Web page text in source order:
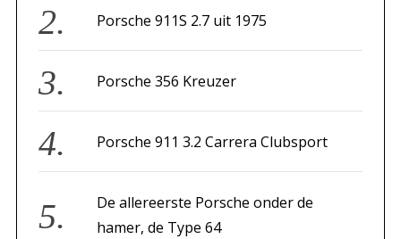
:
Porsche 911S 2.7 uit 1975
Porsche 356 Kreuzer
Porsche 911 3.2 Carrera Clubsport
De allereerste Porsche onder de
hamer, de Type 64